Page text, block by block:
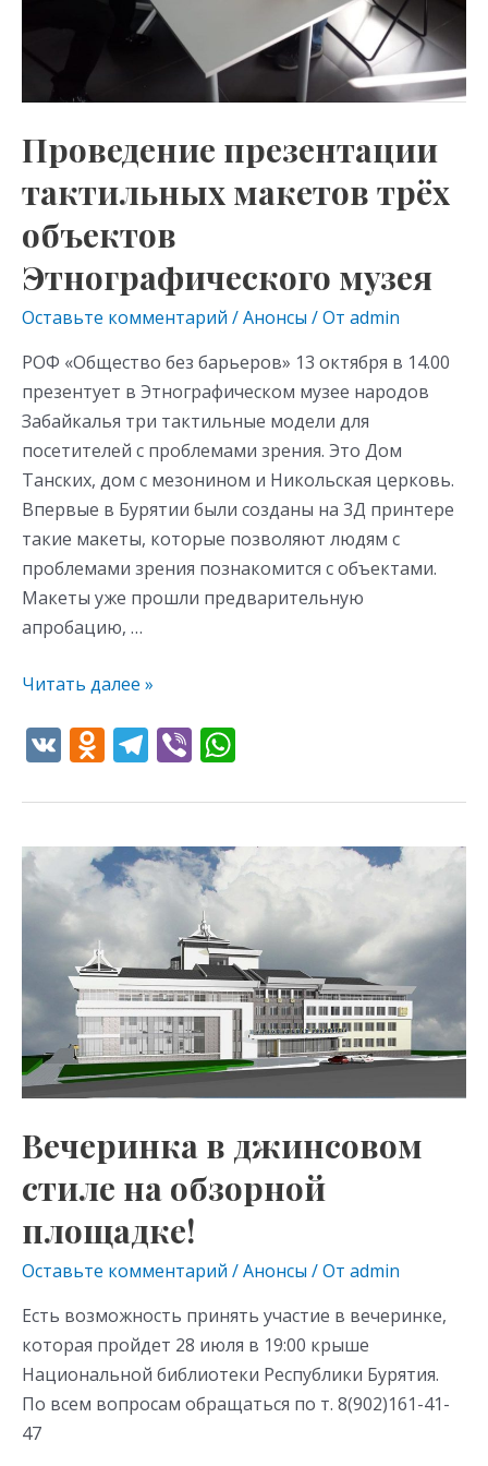
Проведение презентации
тактильных макетов трёх
объектов
Этнографического музея
Оставьте комментарий /Анонсы / От admin
РОФ «Общество без барьеров» 13 октября в 14.00
презентует в Этнографическом музее народов
Забайкалья три тактильные модели для
посетителей с проблемами зрения. Это Дом
Танских, дом с мезонином и Никольская церковь.
Впервые в Бурятии были созданы на 3Д принтере
такие макеты, которые позволяют людям с
проблемами зрения познакомится с объектами.
Макеты уже прошли предварительную
апробацию, …
Читать далее »
V O
n
o
kl
as
s
ni
ki
T
e
gr
a
m
Vi
er at
s
A
p
p
Вечеринка в джинсовом
стиле на обзорной
площадке!
Оставьте комментарий /Анонсы / От admin
Есть возможность принять участие в вечеринке,
которая пройдет 28 июля в 19:00 крыше
Национальной библиотеки Республики Бурятия.
По всем вопросам обращаться по т. 8(902)161-41-
47